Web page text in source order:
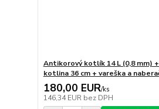
Antikorový kotlík 14 L (0,8 mm)
kotlina 36 cm + vareška a
180,00 EUR/ks
146,34 EUR bez DPH